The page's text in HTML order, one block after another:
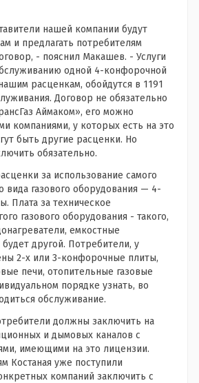
нашей компании будут
и предлагать потребителям
- пояснил Макашев. - Услуги
одной 4-конфорочной
расценкам, обойдутся в 1191
Договор не обязательно
Аймаком», его можно
компаниями, у которых есть на это
быть другие расценки. Но
обязательно.
за использование самого
вида газового оборудования — 4-
Плата за техническое
газового оборудования - такого,
емкостные
другой. Потребители, у
2-х или 3-конфорочные плиты,
печи, отопительные газовые
порядке узнать, во
обслуживание.
должны заключить на
и дымовых каналов с
имеющими на это лицензии.
Костаная уже поступили
компаний заключить с